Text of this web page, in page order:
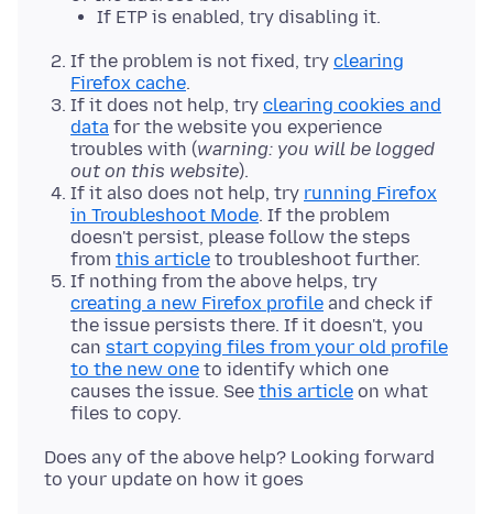
If ETP is enabled, try disabling it.
If the problem is not fixed, try clearing
Firefox cache.
If it does not help, try clearing cookies and
data for the website you experience
troubles with (warning: you will be logged
out on this website).
If it also does not help, try running Firefox
in Troubleshoot Mode. If the problem
doesn't persist, please follow the steps
from this article to troubleshoot further.
If nothing from the above helps, try
creating a new Firefox profile and check if
the issue persists there. If it doesn't, you
can start copying files from your old profile
to the new one to identify which one
causes the issue. See this article on what
files to copy.
Does any of the above help? Looking forward